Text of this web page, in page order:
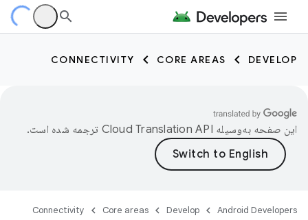
DEVELOP
CORE AREAS
CONNECTIVITY
این صفحه به‌وسیله ترجمه شده است.
Android Developers
Develop
Core areas
Connectivity